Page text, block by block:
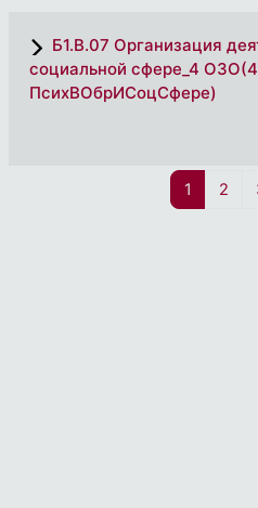
Б1.В.07 Организация
социальной сфере_4
ПсихВОбрИСоцСфере)
1 2